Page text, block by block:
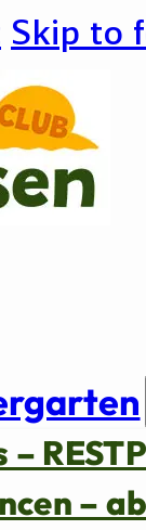
Skip to
–